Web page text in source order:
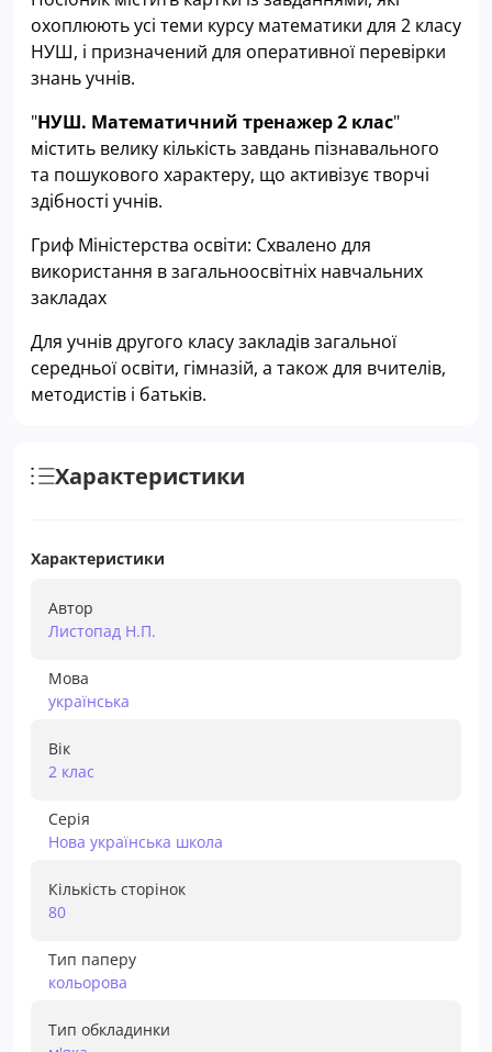
охоплюють усі теми курсу математики для 2 класу
НУШ, і призначений для оперативної перевірки
знань учнів.
"НУШ. Математичний тренажер 2 клас"
містить велику кількість завдань пізнавального
та пошукового характеру, що активізує творчі
здібності учнів.
Гриф Міністерства освіти: Схвалено для
використання в загальноосвітніх навчальних
закладах
Для учнів другого класу закладів загальної
середньої освіти, гімназій, а також для вчителів,
методистів і батьків.
Характеристики
Характеристики
Автор
Листопад Н.П.
Мова
українська
Вік
2 клас
Серія
Нова українська школа
Кількість сторінок
80
Тип паперу
кольорова
Тип обкладинки